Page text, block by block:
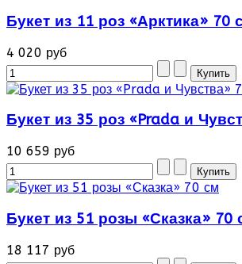
Букет из 11 роз «Арктика» 70
4 020 руб
Букет из 35 роз «Prada и
10 659 руб
Букет из 51 розы «Сказка» 70
18 117 руб